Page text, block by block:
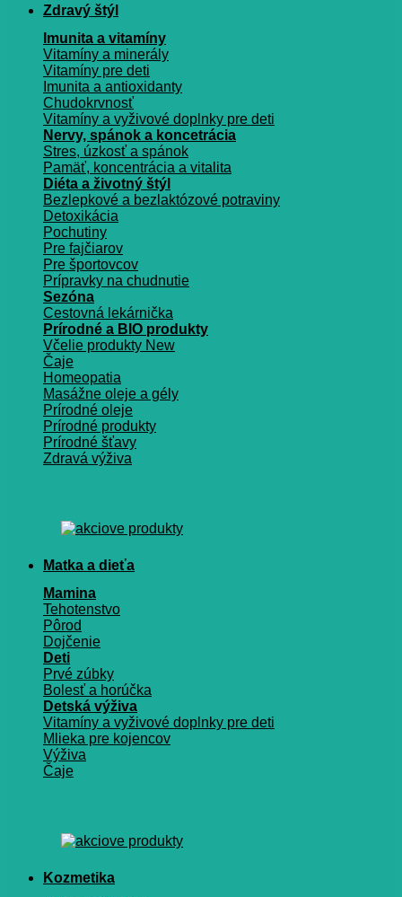
Zdravý štýl
Imunita a vitamíny
Vitamíny a minerály
Vitamíny pre deti
Imunita a antioxidanty
Chudokrvnosť
Vitamíny a vyživové doplnky pre deti
Nervy, spánok a koncetrácia
Stres, úzkosť a spánok
Pamäť, koncentrácia a vitalita
Diéta a životný štýl
Bezlepkové a bezlaktózové potraviny
Detoxikácia
Pochutiny
Pre fajčiarov
Pre športovcov
Prípravky na chudnutie
Sezóna
Cestovná lekárnička
Prírodné a BIO produkty
Včelie produkty
Čaje
Homeopatia
Masážne oleje a gély
Prírodné oleje
Prírodné produkty
Prírodné šťavy
Zdravá výživa
Matka a dieťa
Mamina
Tehotenstvo
Pôrod
Dojčenie
Deti
Prvé zúbky
Bolesť a horúčka
Detská výživa
Vitamíny a vyživové doplnky pre deti
Mlieka pre kojencov
Výživa
Čaje
Kozmetika